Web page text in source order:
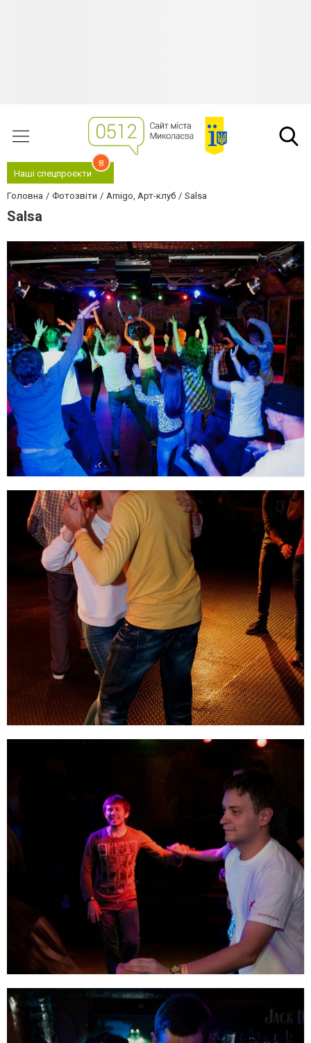
Наші спецпроєкти
8
Головна Фотозвіти Amigo, Арт-клуб Salsa
Salsa